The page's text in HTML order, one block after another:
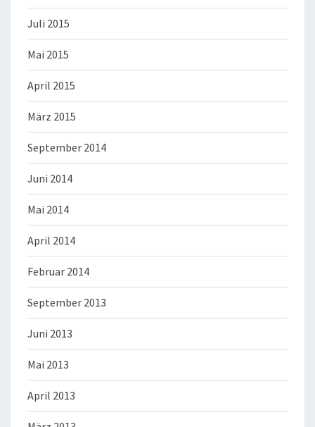
Juli 2015
Mai 2015
April 2015
März 2015
September 2014
Juni 2014
Mai 2014
April 2014
Februar 2014
September 2013
Juni 2013
Mai 2013
April 2013